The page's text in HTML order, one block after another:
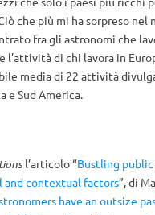
che più mi ha sorpreso nel
fra gli astronomi che
l’attività di chi lavora in
media di 22 attività
e Sud America.
l’articolo “Bustling
and contextual factors”, di
have an outsize